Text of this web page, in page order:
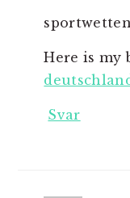
Here is my
Svar